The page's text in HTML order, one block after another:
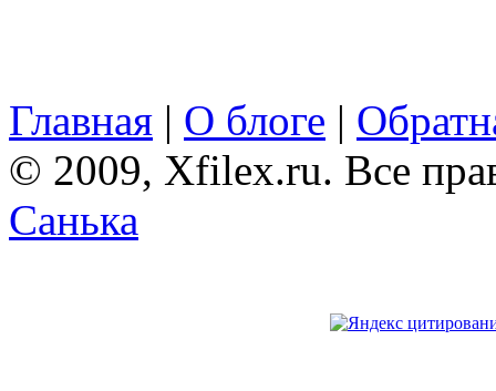
Главная | О блоге |
© 2009, Xfilex.ru. Все
Санька